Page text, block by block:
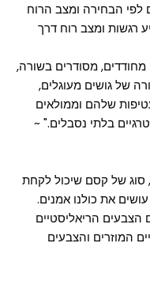
לפי הבחירה ומצב הרוח
רגשות ומצב רוח דרך
מסודרים בשורה,
של גושים מעוגלים,
שלהם וממולאים
בלתי נסבלים." ~
סוג של קסם שיכול לקחת
את כולנו אמנים.
הריאליסטיים
המוזרים והצבעים